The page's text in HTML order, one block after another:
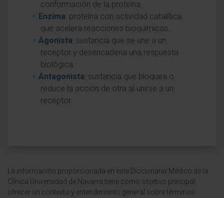
conformación de la proteína.
Enzima: proteína con actividad catalítica
que acelera reacciones bioquímicas.
Agonista: sustancia que se une a un
receptor y desencadena una respuesta
biológica.
Antagonista: sustancia que bloquea o
reduce la acción de otra al unirse a un
receptor.
La información proporcionada en este Diccionario Médico de la
Clínica Universidad de Navarra tiene como objetivo principal
ofrecer un contexto y entendimiento general sobre términos